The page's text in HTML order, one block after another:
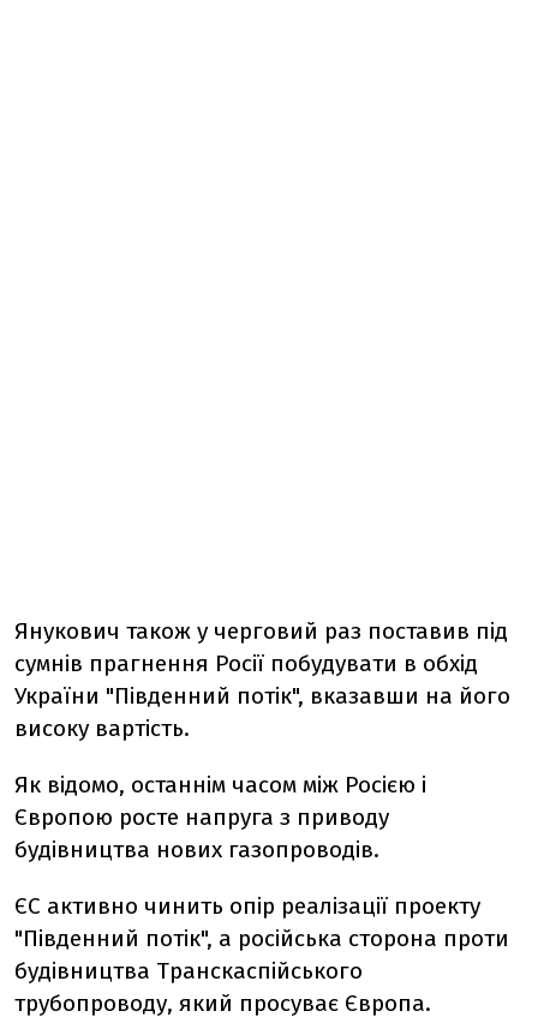
Янукович також у черговий раз поставив під
сумнів прагнення Росії побудувати в обхід
України "Південний потік", вказавши на його
високу вартість.
Як відомо, останнім часом між Росією і
Європою росте напруга з приводу
будівництва нових газопроводів.
ЄС активно чинить опір реалізації проекту
"Південний потік", а російська сторона проти
будівництва Транскаспійського
трубопроводу, який просуває Європа.